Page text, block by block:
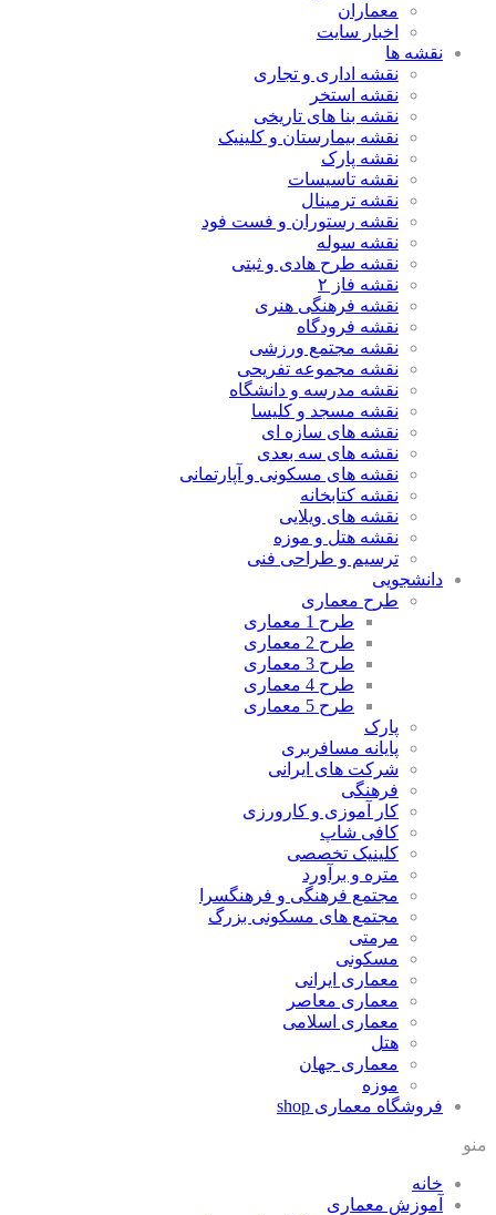
معماران
اخبار سایت
نقشه ها
نقشه اداری و تجاری
نقشه استخر
نقشه بنا های تاریخی
نقشه بیمارستان و کلینیک
نقشه پارک
نقشه تاسیسات
نقشه ترمینال
نقشه رستوران و فست فود
نقشه سوله
نقشه طرح هادی و ثبتی
نقشه فاز ۲
نقشه فرهنگی هنری
نقشه فرودگاه
نقشه مجتمع ورزشی
نقشه مجموعه تفریحی
نقشه مدرسه و دانشگاه
نقشه مسجد و کلیسا
نقشه های سازه ای
نقشه های سه بعدی
نقشه های مسکونی و آپارتمانی
نقشه کتابخانه
نقشه های ویلایی
نقشه هتل و موزه
ترسیم و طراحی فنی
دانشجویی
طرح معماری
طرح 1 معماری
طرح 2 معماری
طرح 3 معماری
طرح 4 معماری
طرح 5 معماری
پارک
پایانه مسافربری
شرکت های ایرانی
فرهنگی
کار آموزی و کارورزی
کافی شاپ
کلینیک تخصصی
متره و برآورد
مجتمع فرهنگی و فرهنگسرا
مجتمع های مسکونی بزرگ
مرمتی
مسکونی
معماری ایرانی
معماری معاصر
معماری اسلامی
هتل
معماری جهان
موزه
فروشگاه معماری shop
منو
خانه
آموزش معماری